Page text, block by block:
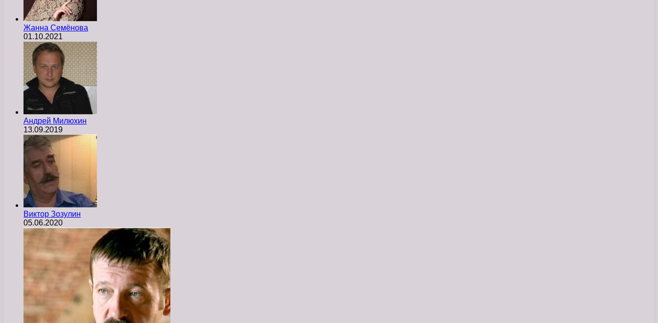
Жанна Семёнова
01.10.2021
Андрей Милюхин
13.09.2019
Виктор Зозулин
05.06.2020